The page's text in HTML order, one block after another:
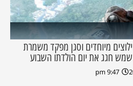
מיוחדים וסגן מפקד משמרת
חגג את יום הולדתו השבוע
9:47 pm